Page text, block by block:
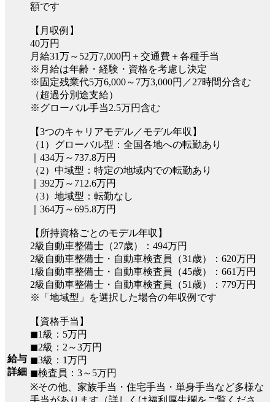
給与
詳細
額です
【月収例】
40万円
月給31万～52万7,000円＋交通費＋各種手当
※月給は年齢・経験・資格を考慮し決定
※固定残業代5万6,000～7万3,000円／27時間分含む
（超過分別途支給）
※グローバル手当2.5万円含む
【3つのキャリアモデル／モデル年収】
（1）グローバル型：全国各地への転勤あり
｜434万～737.8万円
（2）中域型：特定の地域内での転勤あり
｜392万～712.6万円
（3）地域型：転勤なし
｜364万～695.8万円
【所持資格ごとのモデル年収】
2級自動車整備士（27歳）：494万円
2級自動車整備士・自動車検査員（31歳）：620万円
1級自動車整備士・自動車検査員（45歳）：661万円
2級自動車整備士・自動車検査員（51歳）：779万円
※「地域型」を選択した場合の年収例です
【資格手当】
◼︎1級：5万円
◼︎2級：2～3万円
◼︎3級：1万円
◼︎検査員：3～5万円
※その他、家族手当・住宅手当・単身手当など多様な
手当があります（詳しくは福利厚生欄をご覧くださ